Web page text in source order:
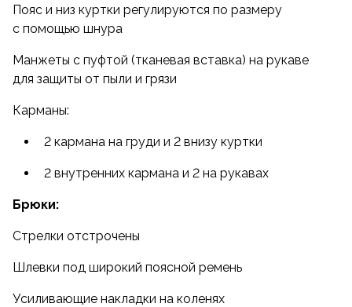
Пояс и низ куртки регулируются по размеру
с помощью шнура
Манжеты с пуфтой (тканевая вставка) на рукаве
для защиты от пыли и грязи
Карманы:
2 кармана на груди и 2 внизу куртки
2 внутренних кармана и 2 на рукавах
Брюки:
Стрелки отстрочены
Шлевки под широкий поясной ремень
Усиливающие накладки на коленях